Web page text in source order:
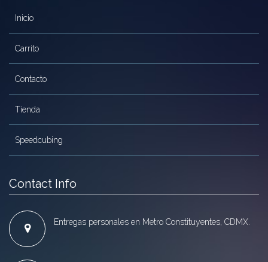
Inicio
Carrito
Contacto
Tienda
Speedcubing
Contact Info
Entregas personales en Metro Constituyentes, CDMX.